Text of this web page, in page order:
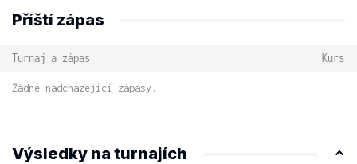
Příští zápas
Turnaj a zápas Kurs
Žádné nadcházející zápasy.
Výsledky na turnajích